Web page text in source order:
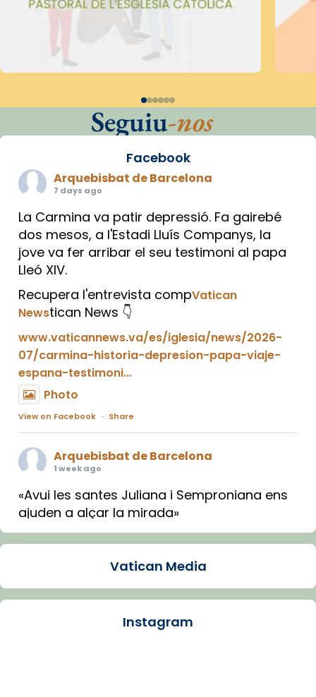
Seguiu-nos
Facebook
Arquebisbat de Barcelona
7 days ago
La Carmina va patir depressió. Fa gairebé
dos mesos, a l'Estadi Lluís Companys, la
jove va fer arribar el seu testimoni al papa
Lleó XIV.
Recupera l'entrevista compVatican
Newstican News 👇
www.vaticannews.va/es/iglesia/news/2026-
07/carmina-historia-depresion-papa-viaje-
espana-testimoni...
Photo
View on Facebook · Share
Arquebisbat de Barcelona
1 week ago
«Avui les santes Juliana i Semproniana ens
ajuden a alçar la mirada»
Mons. Sergi Gordo, bisbe de Tortosa, ha
Santes de Mataró.
🔗tinyurl.com/cvu5jmbk
Vatican Media
Instagram